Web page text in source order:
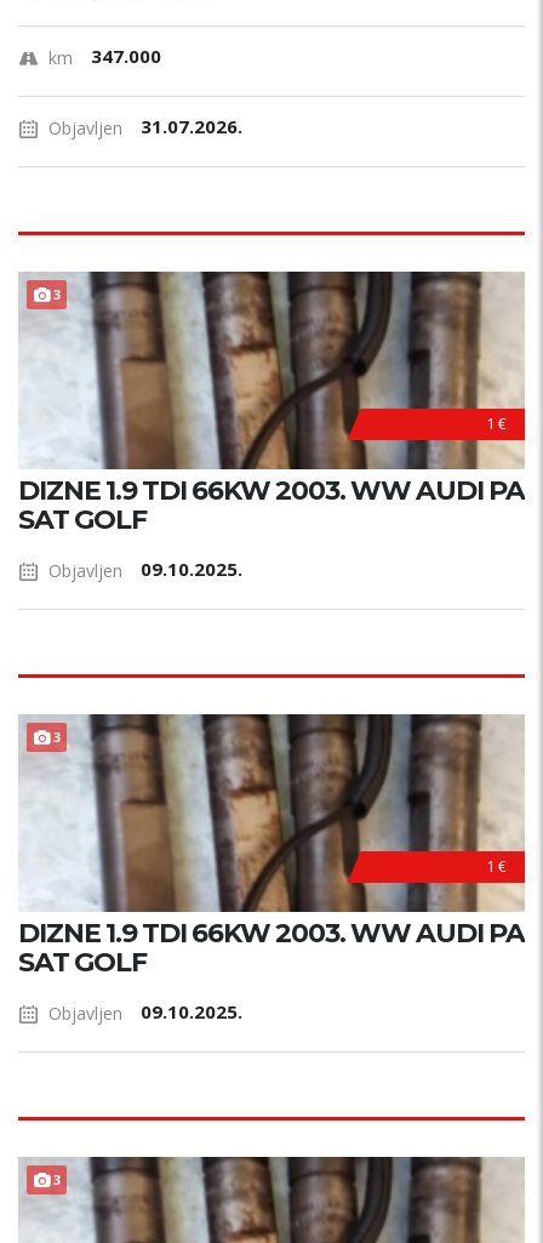
km 347.000
Objavljen 31.07.2026.
3
1 €
DIZNE 1.9 TDI 66KW 2003. WW AUDI PA
SAT GOLF
Objavljen 09.10.2025.
3
1 €
DIZNE 1.9 TDI 66KW 2003. WW AUDI PA
SAT GOLF
Objavljen 09.10.2025.
3